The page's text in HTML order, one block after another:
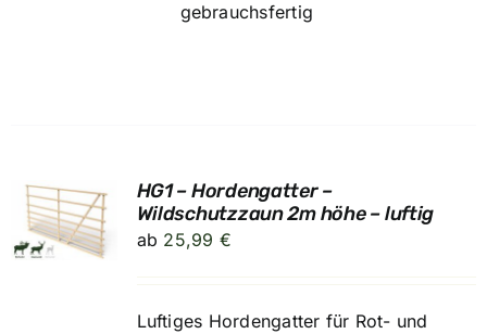
gebrauchsfertig
HG1 – Hordengatter –
Wildschutzzaun 2m höhe – luftig
ab 25,99 €
Luftiges Hordengatter für Rot- und